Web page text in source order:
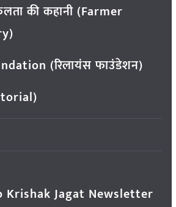
की कहानी (Farmer
(रिलायंस फाउंडेशन)
Krishak Jagat Newsletter